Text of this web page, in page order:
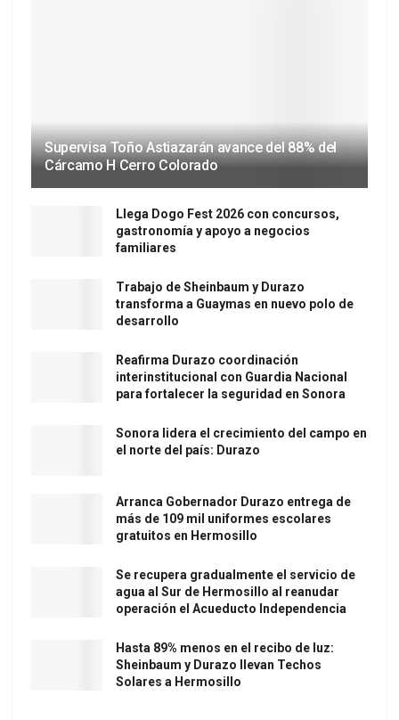
Supervisa Toño Astiazarán avance del 88% del
Cárcamo H Cerro Colorado
Llega Dogo Fest 2026 con concursos,
gastronomía y apoyo a negocios
familiares
Trabajo de Sheinbaum y Durazo
transforma a Guaymas en nuevo polo de
desarrollo
Reafirma Durazo coordinación
interinstitucional con Guardia Nacional
para fortalecer la seguridad en Sonora
Sonora lidera el crecimiento del campo en
el norte del país: Durazo
Arranca Gobernador Durazo entrega de
más de 109 mil uniformes escolares
gratuitos en Hermosillo
Se recupera gradualmente el servicio de
agua al Sur de Hermosillo al reanudar
operación el Acueducto Independencia
Hasta 89% menos en el recibo de luz:
Sheinbaum y Durazo llevan Techos
Solares a Hermosillo